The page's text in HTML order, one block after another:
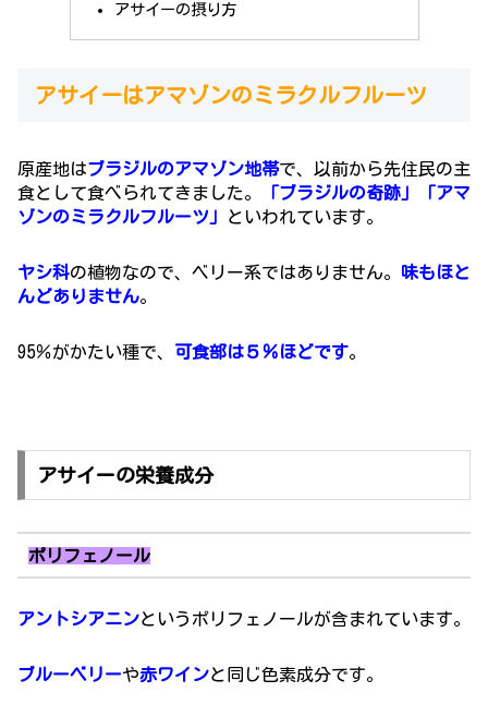
アサイーの摂り方
アサイーはアマゾンのミラクルフルーツ
原産地はブラジルのアマゾン地帯で、以前から先住民の主
食として食べられてきました。
「ブラジルの奇跡」「アマ
ゾンのミラクルフルーツ」
といわれています。
ヤシ科の植物なので、ベリー系ではありません。 味もほと
んどありません。
95％がかたい種で、 可食部は５％ほどです。
アサイーの栄養成分
ポリフェノール
アントシアニンというポリフェノールが含まれています。
ブルーベリーや赤ワインと同じ色素成分です。